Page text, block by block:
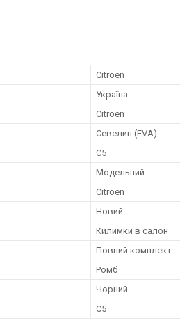
Citroen
Україна
Citroen
Севелин (EVA)
C5
Модельний
Citroen
Новий
Килимки в салон
Повний комплект
Ромб
Чорний
C5